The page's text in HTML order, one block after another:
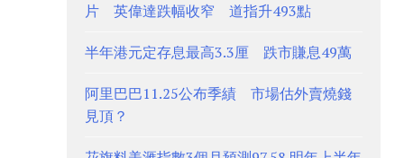
片 英偉達跌幅收窄 道指升493點
半年港元定存息最高3.3厘 跌市賺息49萬
阿里巴巴11.25公布季績 市場估外賣燒錢
見頂？